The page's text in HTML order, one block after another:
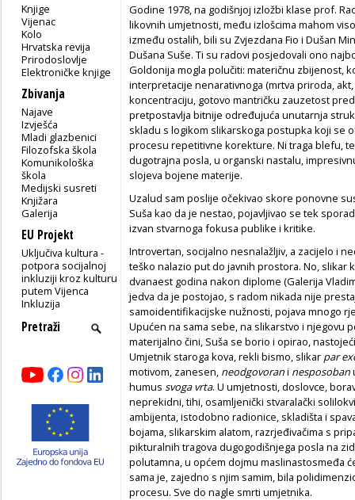
Knjige
Vijenac
Kolo
Hrvatska revija
Prirodoslovlje
Elektroničke knjige
Zbivanja
Najave
Izvješća
Mladi glazbenici
Filozofska škola
Komunikološka
škola
Medijski susreti
Knjižara
Galerija
EU Projekt
Uključiva kultura -
potpora socijalnoj
inkluziji kroz kulturu
putem Vijenca
Inkluzija
Godine 1978, na godišnjoj izložbi klase prof.
likovnih umjetnosti, među izlošcima mahom
između ostalih, bili su Zvjezdana Fio i Dušan
Dušana Suše. Ti su radovi posjedovali ono
Goldonija mogla polučiti: materičnu zbijenost,
interpretacije nenarativnoga (mrtva priroda,
koncentraciju, gotovo mantričku zauzetost
pretpostavlja bitnije određujuća unutarnja
skladu s logikom slikarskoga postupka koji se
procesu repetitivne korekture. Ni traga blefu,
dugotrajna posla, u organski nastalu,
slojeva bojene materije.
Uzalud sam poslije očekivao skore ponovne
Suša kao da je nestao, pojavljivao se tek
izvan stvarnoga fokusa publike i kritike.
Introvertan, socijalno nesnalažljiv, a zacijelo i
teško nalazio put do javnih prostora. No, slikar
dvanaest godina nakon diplome (Galerija
jedva da je postojao, s radom nikada nije
samoidentifikacijske nužnosti, pojava mnogo
Upućen na sama sebe, na slikarstvo i njegovu
materijalno čini, Suša se borio i opirao,
Umjetnik staroga kova, rekli bismo, slikar par
motivom, zanesen, neodgovorani nesposoban
humus svoga vrta. U umjetnosti, doslovce,
neprekidni, tihi, osamljenički stvaralački
ambijenta, istodobno radionice, skladišta i
bojama, slikarskim alatom, razrjeđivačima s
pikturalnih tragova dugogodišnjega posla na
polutamna, u općem dojmu maslinastosmeđa
sama je, zajedno s njim samim, bila
procesu. Sve do nagle smrti umjetnika.